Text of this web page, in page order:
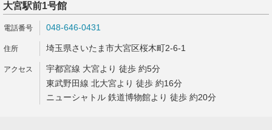
大宮駅前1号館
048-646-0431
埼玉県さいたま市大宮区桜木町2-6-1
宇都宮線 大宮より 徒歩 約5分
東武野田線 北大宮より 徒歩 約16分
ニューシャトル 鉄道博物館より 徒歩 約20分